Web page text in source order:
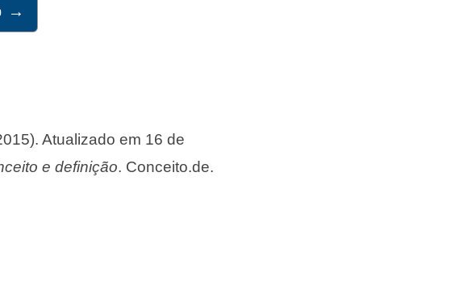
→
Atualizado em 16 de
e definição. Conceito.de.